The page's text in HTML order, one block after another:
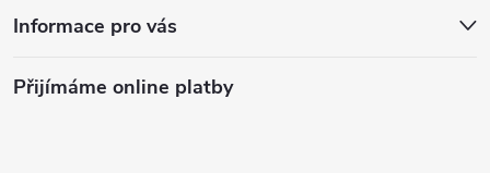
Informace pro vás
Přijímáme online platby